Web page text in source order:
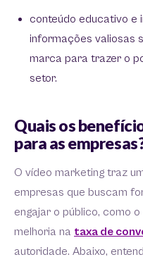
conteúdo educativo e
informações valiosas
marca para trazer o
setor.
Quais os
para as
O vídeo marketing traz
empresas que buscam
engajar o público, como
melhoria na taxa de
autoridade. Abaixo,